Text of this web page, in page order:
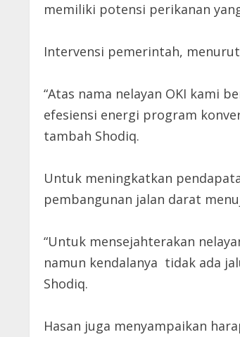
memiliki potensi perikanan
Intervensi pemerintah,
“Atas nama nelayan OKI kami
efesiensi energi program
tambah Shodiq.
Untuk meningkatkan
pembangunan jalan darat
“Untuk mensejahterakan
namun kendalanya tidak ada
Shodiq.
Hasan juga menyampaikan